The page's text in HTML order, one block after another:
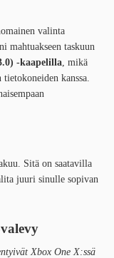
valinta
mahtuakseen taskuun
-kaapelilla , mikä
kanssa.
Sitä on saatavilla
juuri sinulle sopivan
Xbox One X:ssä